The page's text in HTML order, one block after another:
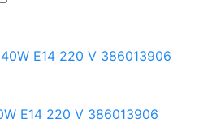
E14 220 V 386013906